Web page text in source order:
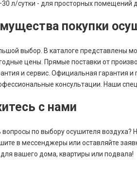
л/сутки - для просторных помещений
покупки
выбор. В каталоге представлены
цены. Прямые поставки от
и сервис. Официальная гарантия и
консультации. Наши
с нами
вопросы по выбору осушителя
в мессенджеры или оставляйте
вашего дома, квартиры или подвала!